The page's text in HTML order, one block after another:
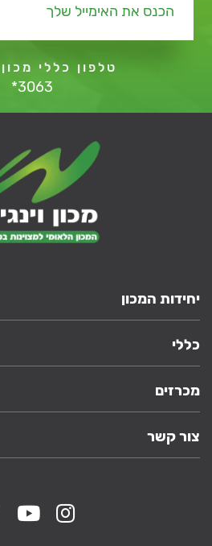
טלפון כללי מכון
*3063
יחידות המכון
כללי
מכרזים
צור קשר